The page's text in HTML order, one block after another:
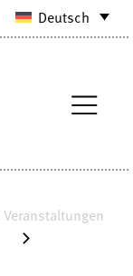
Deutsch
Veranstaltungen